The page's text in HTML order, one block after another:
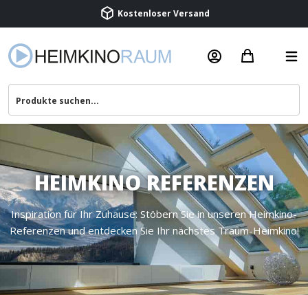
Kostenloser Versand
Beratung & Service
HEIMKINO REFERENZEN
Inspiration für Ihr Zuhause: Stöbern Sie in unseren Heimkino-
Referenzen und entdecken Sie Ihr nächstes Traum-Heimkino!